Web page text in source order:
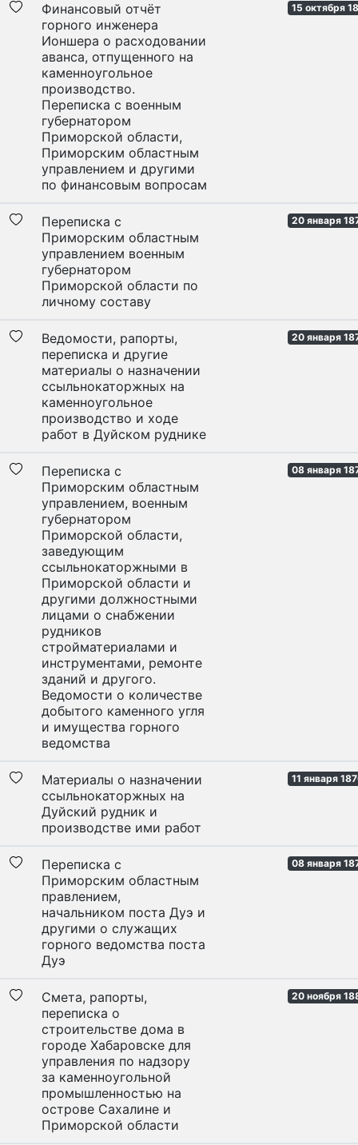
Финансовый отчёт
горного инженера
Ионшера о расходовании
аванса, отпущенного на
каменноугольное
производство.
Переписка с военным
губернатором
Приморской области,
Приморским областным
управлением и другими
по финансовым вопросам
15 октября
Переписка с
Приморским областным
управлением военным
губернатором
Приморской области по
личному составу
20 января
Ведомости, рапорты,
переписка и другие
материалы о назначении
ссыльнокаторжных на
каменноугольное
производство и ходе
работ в Дуйском руднике
20 января
Переписка с
Приморским областным
управлением, военным
губернатором
Приморской области,
заведующим
ссыльнокаторжными в
Приморской области и
другими должностными
лицами о снабжении
рудников
стройматериалами и
инструментами, ремонте
зданий и другого.
Ведомости о количестве
добытого каменного угля
и имущества горного
ведомства
08 января
Материалы о назначении
ссыльнокаторжных на
Дуйский рудник и
производстве ими работ
11 января
Переписка с
Приморским областным
правлением,
начальником поста Дуэ и
другими о служащих
горного ведомства поста
Дуэ
08 января
Смета, рапорты,
переписка о
строительстве дома в
городе Хабаровске для
управления по надзору
за каменноугольной
промышленностью на
острове Сахалине и
Приморской области
20 ноября